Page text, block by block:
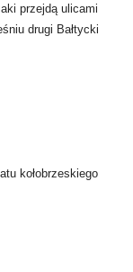
przejdą ulicami
drugi Bałtycki
kołobrzeskiego